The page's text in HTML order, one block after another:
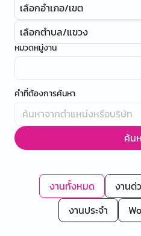
เลือกอำเภอ/เขต
เลือกตำบล/แขวง
หมวดหมู่งาน
คำที่ต้องการค้นหา
ค้น
งานทั้งหมด งานด่
งานประจำ